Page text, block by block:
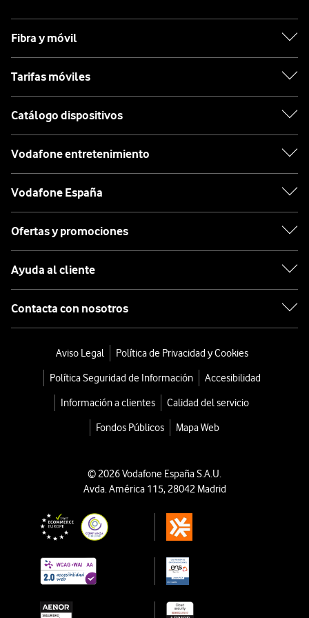
Fibra y móvil
Tarifas móviles
Catálogo dispositivos
Vodafone entretenimiento
Vodafone España
Ofertas y promociones
Ayuda al cliente
Contacta con nosotros
Aviso Legal
Política de Privacidad y Cookies
Política Seguridad de Información
Accesibilidad
Información a clientes
Calidad del servicio
Fondos Públicos
Mapa Web
© 2026 Vodafone España S.A.U.
Avda. América 115, 28042 Madrid